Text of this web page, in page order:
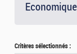
Critères sélectionnés :